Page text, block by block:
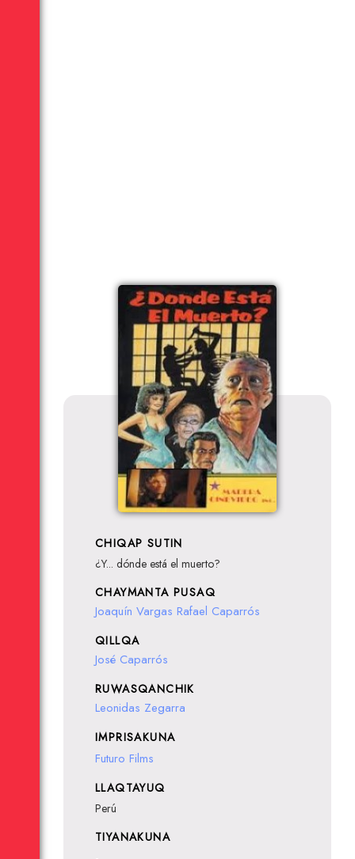
CHIQAP SUTIN
¿Y... dónde está el muerto?
CHAYMANTA PUSAQ
Joaquín Vargas Rafael Caparrós
QILLQA
José Caparrós
RUWASQANCHIK
Leonidas Zegarra
IMPRISAKUNA
Futuro Films
LLAQTAYUQ
Perú
TIYANAKUNA